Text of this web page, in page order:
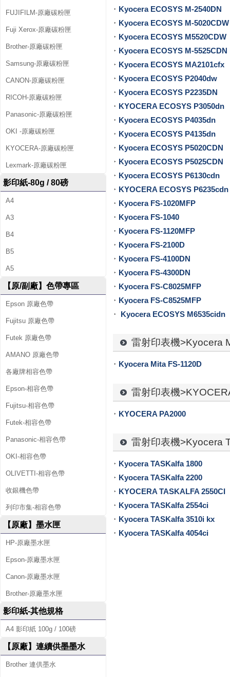
、
影
印
紙
補
充
墨
水
、
連
供
墨
水
、
環
保
碳
粉
、
原
廠
碳
粉
匣
、
原
廠
墨
水
匣
、
標
FUJIFILM-原廠碳粉匣
Fuji Xerox-原廠碳粉匣
Brother-原廠碳粉匣
Samsung-原廠碳粉匣
CANON-原廠碳粉匣
RICOH-原廠碳粉匣
Panasonic-原廠碳粉匣
OKI -原廠碳粉匣
KYOCERA-原廠碳粉匣
Lexmark-原廠碳粉匣
影印紙-80g / 80磅
A4
A3
B4
B5
A5
【原/副廠】色帶專區
Epson 原廠色帶
Fujitsu 原廠色帶
Futek 原廠色帶
AMANO 原廠色帶
各廠牌相容色帶
Epson-相容色帶
Fujitsu-相容色帶
Futek-相容色帶
Panasonic-相容色帶
OKI-相容色帶
OLIVETTI-相容色帶
收銀機色帶
列印市集-相容色帶
【原廠】墨水匣
HP-原廠墨水匣
Epson-原廠墨水匣
Canon-原廠墨水匣
Brother-原廠墨水匣
影印紙-其他規格
A4 影印紙 100g / 100磅
【原廠】連續供墨墨水
Brother 連供墨水
Kyocera ECOSYS M-2540DN
Kyocera ECOSYS M-5020CDW
Kyocera ECOSYS M5520CDW
Kyocera ECOSYS M-5525CDN
Kyocera ECOSYS MA2101cfx
Kyocera ECOSYS P2040dw
Kyocera ECOSYS P2235DN
KYOCERA ECOSYS P3050dn
Kyocera ECOSYS P4035dn
Kyocera ECOSYS P4135dn
Kyocera ECOSYS P5020CDN
Kyocera ECOSYS P5025CDN
Kyocera ECOSYS P6130cdn
KYOCERA ECOSYS P6235cdn
Kyocera FS-1020MFP
Kyocera FS-1040
Kyocera FS-1120MFP
Kyocera FS-2100D
Kyocera FS-4100DN
Kyocera FS-4300DN
Kyocera FS-C8025MFP
Kyocera FS-C8525MFP
Kyocera ECOSYS M6535cidn
雷射印表機>Kyocera
Kyocera Mita FS-1120D
雷射印表機
KYOCERA PA2000
雷射印表機>Kyocera
Kyocera TASKalfa 1800
Kyocera TASKalfa 2200
KYOCERA TASKALFA 2550CI
Kyocera TASKalfa 2554ci
Kyocera TASKalfa 3510i kx
Kyocera TASKalfa 4054ci